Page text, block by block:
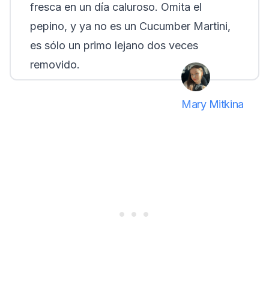
fresca en un día caluroso. Omita el
pepino, y ya no es un Cucumber Martini,
es sólo un primo lejano dos veces
removido.
Mary Mitkina